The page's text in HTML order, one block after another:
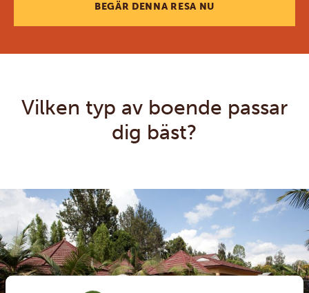
BEGÄR DENNA RESA NU
Vilken typ av boende passar
dig bäst?